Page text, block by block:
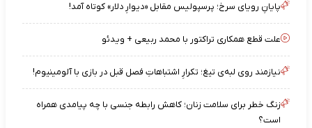
پایانِ رویای سرخ؛ پرسپولیس مقابل «دیوارِ دلار» کوتاه آمد!
علت قطع همکاری تراکتور با محمد ربیعی + ویدئو
نیازمند روی لبه‌ی تیغ؛ تکرارِ اشتباهاتِ فصل قبل در بازی با آلومینیوم!
زنگ خطر برای سلامت زنان؛ کاهش رابطه جنسی با چه پیامدی همراه
است؟